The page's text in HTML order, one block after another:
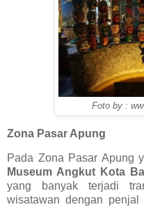
Foto by :
Zona Pasar Apung
Pada Zona Pasar Apung
Museum Angkut Kota
yang banyak terjadi
wisatawan dengan